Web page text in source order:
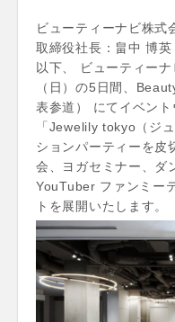
ビューティーナビ株式
取締役社長：畠中 博
以下、 ビューティー
（日）の5日間、
表参道） にてイベント
「Jewelily tokyo（ジ
ションパーティーを皮
会、ヨガセミナー、ダ
YouTuber ファンミー
トを展開いたします。